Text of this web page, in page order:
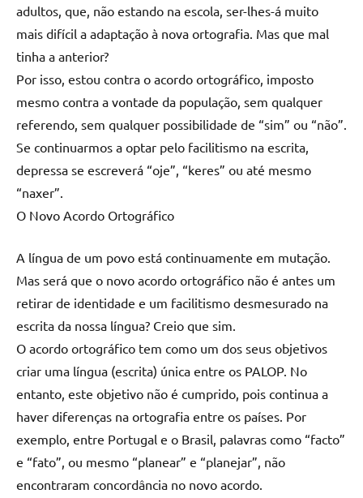
adultos, que, não estando na escola, ser-lhes-á muito
mais difícil a adaptação à nova ortografia. Mas que mal
tinha a anterior?
Por isso, estou contra o acordo ortográfico, imposto
mesmo contra a vontade da população, sem qualquer
referendo, sem qualquer possibilidade de “sim” ou “não”.
Se continuarmos a optar pelo facilitismo na escrita,
depressa se escreverá “oje”, “keres” ou até mesmo
“naxer”.
O Novo Acordo Ortográfico
A língua de um povo está continuamente em mutação.
Mas será que o novo acordo ortográfico não é antes um
retirar de identidade e um facilitismo desmesurado na
escrita da nossa língua? Creio que sim.
O acordo ortográfico tem como um dos seus objetivos
criar uma língua (escrita) única entre os PALOP. No
entanto, este objetivo não é cumprido, pois continua a
haver diferenças na ortografia entre os países. Por
exemplo, entre Portugal e o Brasil, palavras como “facto”
e “fato”, ou mesmo “planear” e “planejar”, não
encontraram concordância no novo acordo.